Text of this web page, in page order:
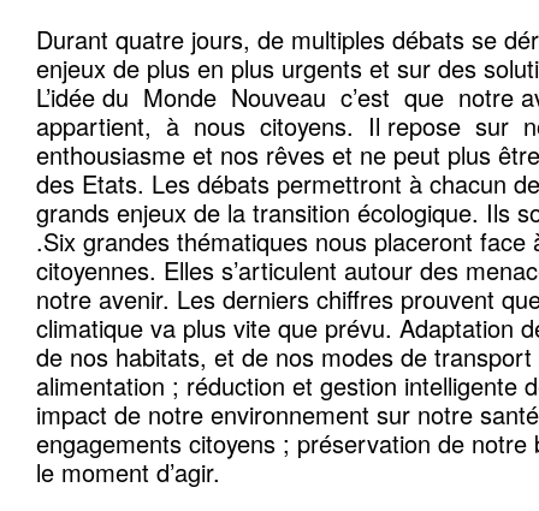
Durant quatre jours, de multiples débats se
enjeux de plus en plus urgents et sur des
L’idée du Monde Nouveau c’est que notre
appartient, à nous citoyens. Il repose sur
enthousiasme et nos rêves et ne peut plus
des Etats. Les débats permettront à chacun
grands enjeux de la transition écologique. Ils
.Six grandes thématiques nous placeront face
citoyennes. Elles s’articulent autour des
notre avenir. Les derniers chiffres prouvent
climatique va plus vite que prévu. Adaptation
de nos habitats, et de nos modes de
alimentation ; réduction et gestion intelligente
impact de notre environnement sur notre
engagements citoyens ; préservation de
le moment d’agir.